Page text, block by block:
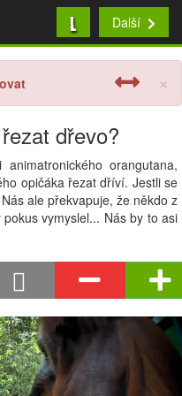
L Další
×
dřevo?
orangutana,
opičáka řezat dříví. Jestli se
ale překvapuje, že někdo z
vymyslel... Nás by to asi